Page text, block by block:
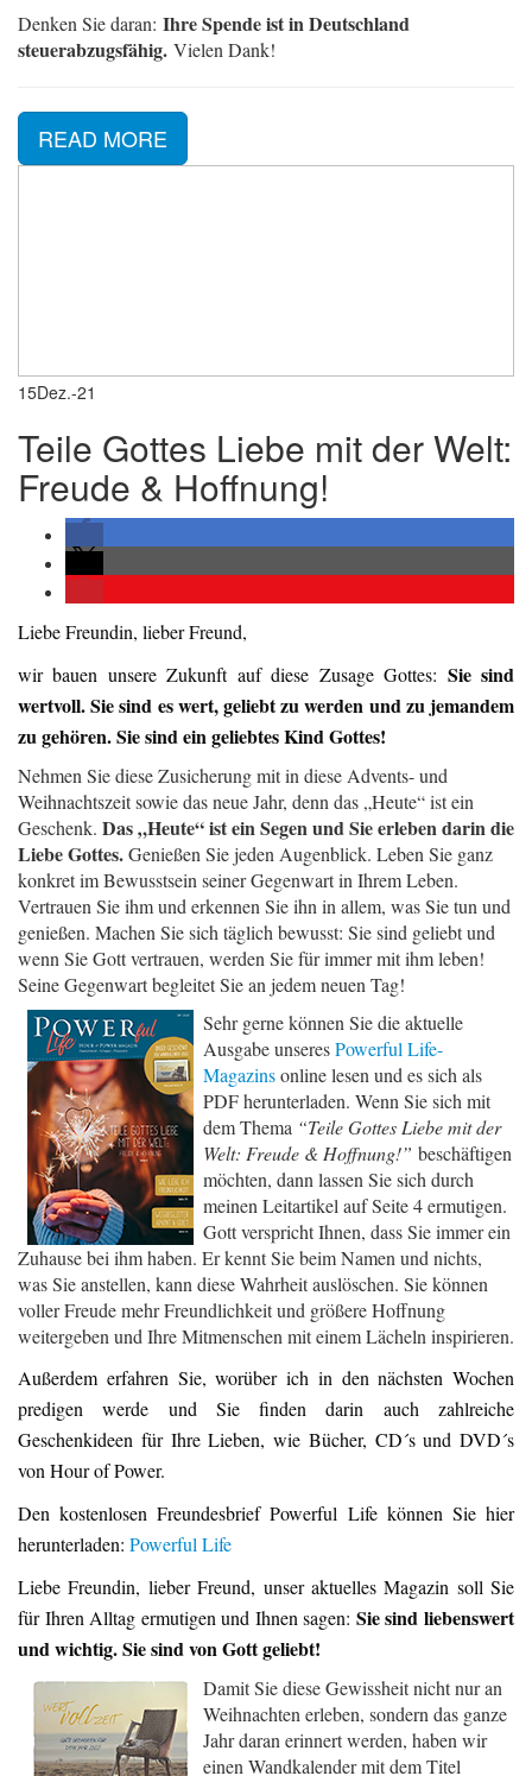
Denken Sie daran: Ihre Spende ist in Deutschland
steuerabzugsfähig. Vielen Dank!
READ MORE
15Dez.-21
Teile Gottes Liebe mit der Welt:
Freude & Hoffnung!
Liebe Freundin, lieber Freund,
wir bauen unsere Zukunft auf diese Zusage Gottes: Sie sind
wertvoll. Sie sind es wert, geliebt zu werden und zu jemandem
zu gehören. Sie sind ein geliebtes Kind Gottes!
Nehmen Sie diese Zusicherung mit in diese Advents- und
Weihnachtszeit sowie das neue Jahr, denn das „Heute“ ist ein
Geschenk. Das „Heute“ ist ein Segen und Sie erleben darin die
Liebe Gottes.Genießen Sie jeden Augenblick. Leben Sie ganz
konkret im Bewusstsein seiner Gegenwart in Ihrem Leben.
Vertrauen Sie ihm und erkennen Sie ihn in allem, was Sie tun und
genießen. Machen Sie sich täglich bewusst: Sie sind geliebt und
wenn Sie Gott vertrauen, werden Sie für immer mit ihm leben!
Seine Gegenwart begleitet Sie an jedem neuen Tag!
Sehr gerne können Sie die aktuelle
Ausgabe unseresPowerful Life-
Magazinsonline lesen und es sich als
PDF herunterladen. Wenn Sie sich mit
dem Thema “Teile Gottes Liebe mit der
Welt: Freude & Hoffnung!” beschäftigen
möchten, dann lassen Sie sich durch
meinen Leitartikel auf Seite 4 ermutigen.
Gott verspricht Ihnen, dass Sie immer ein
Zuhause bei ihm haben. Er kennt Sie beim Namen und nichts,
was Sie anstellen, kann diese Wahrheit auslöschen. Sie können
voller Freude mehr Freundlichkeit und größere Hoffnung
weitergeben und Ihre Mitmenschen mit einem Lächeln inspirieren.
Außerdem erfahren Sie, worüber ich in den nächsten Wochen
predigen werde und Sie finden darin auch zahlreiche
Geschenkideen für Ihre Lieben, wie Bücher, CD´s und DVD´s
von Hour of Power.
Den kostenlosen Freundesbrief Powerful Life können Sie hier
herunterladen: Powerful Life
Liebe Freundin, lieber Freund, unser aktuelles Magazin soll Sie
für Ihren Alltag ermutigen und Ihnen sagen: Sie sind liebenswert
und wichtig. Sie sind von Gott geliebt!
Damit Sie diese Gewissheit nicht nur an
Weihnachten erleben, sondern das ganze
Jahr daran erinnert werden, haben wir
einen Wandkalender mit dem Titel